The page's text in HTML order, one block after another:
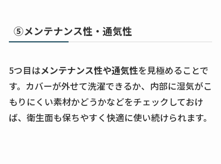
⑤メンテナンス性・通気性
5つ目はメンテナンス性や通気性を見極めることで
す。カバーが外せて洗濯できるか、内部に湿気がこ
もりにくい素材かどうかなどをチェックしておけ
ば、衛生面も保ちやすく快適に使い続けられます。